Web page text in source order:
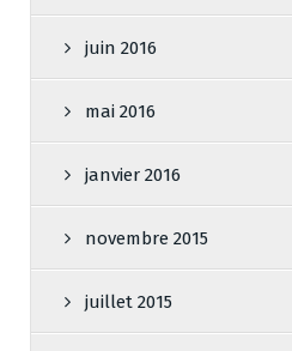
juin 2016
mai 2016
janvier 2016
novembre 2015
juillet 2015